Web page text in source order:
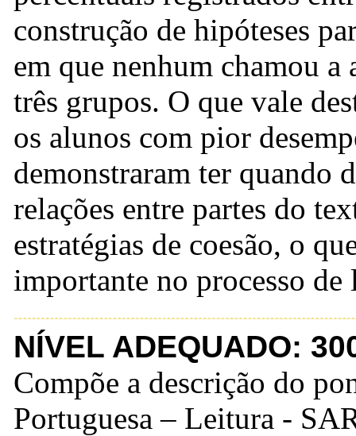
construção de hipóteses
em que nenhum chamou a
três grupos. O que vale
os alunos com pior
demonstraram ter quando
relações entre partes do
estratégias de coesão, o
importante no processo de
NÍVEL ADEQUADO:
Compõe a descrição do
Portuguesa – Leitura -